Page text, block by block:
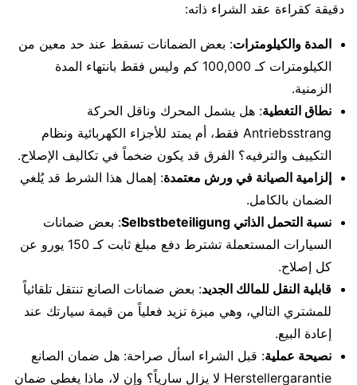
دقيقة كقراءة عقد الشراء ذاته:
المدة والكيلومترات: بعض الضمانات تسقط عند حد معين من
الكيلومترات كـ 100,000 كم وليس فقط بانتهاء المدة
الزمنية.
نطاق التغطية: هل يشمل المحرك وناقل الحركة
Antriebsstrang فقط، أم يمتد للأجزاء الكهربائية ونظام
التكييف والترفيه؟ الفرق قد يكون ضخماً في تكاليف الإصلاح.
إلزامية الصيانة في ورش معتمدة: إهمال هذا الشرط قد يُلغي
الضمان بالكامل.
نسبة التحمل الذاتي Selbstbeteiligung
: بعض ضمانات
السيارات المستعملة تشترط دفع مبلغ ثابت كـ 150 يورو عن
كل إصلاح.
قابلية النقل للمالك الجديد: بعض ضمانات الصانع تنتقل تلقائياً
للمشتري التالي، وهي ميزة تزيد فعلياً من قيمة سيارتك عند
إعادة البيع.
نصيحة عملية: قبل الشراء اسأل صراحة: هل ضمان الصانع
Herstellergarantie لا يزال سارياً؟ وإن لا، ماذا يغطي ضمان